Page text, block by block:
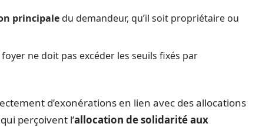
principaledu demandeur, qu’il soit propriétaire ou
ne doit pas excéder les seuils fixés par
d’exonérations en lien avec des allocations
perçoivent l’allocation de solidarité aux